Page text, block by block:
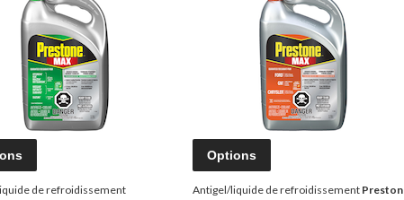
de refroidissement
Options
Antigel/liquide de refroidissement